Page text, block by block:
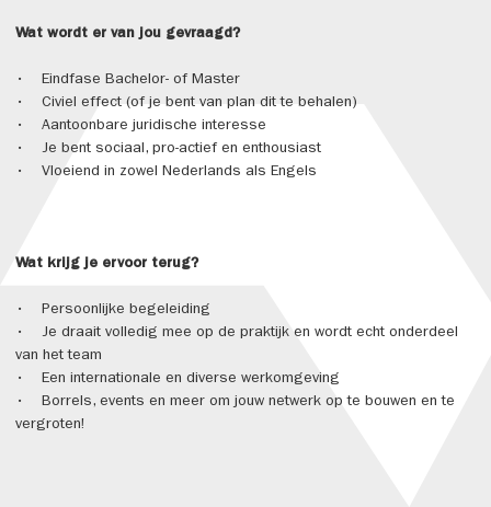
Wat wordt er van jou gevraagd?
• Eindfase Bachelor- of Master
• Civiel effect (of je bent van plan dit te behalen)
• Aantoonbare juridische interesse
• Je bent sociaal, pro-actief en enthousiast
• Vloeiend in zowel Nederlands als Engels
Wat krijg je ervoor terug?
• Persoonlijke begeleiding
• Je draait volledig mee op de praktijk en wordt echt onderdeel
van het team
• Een internationale en diverse werkomgeving
• Borrels, events en meer om jouw netwerk op te bouwen en te
vergroten!